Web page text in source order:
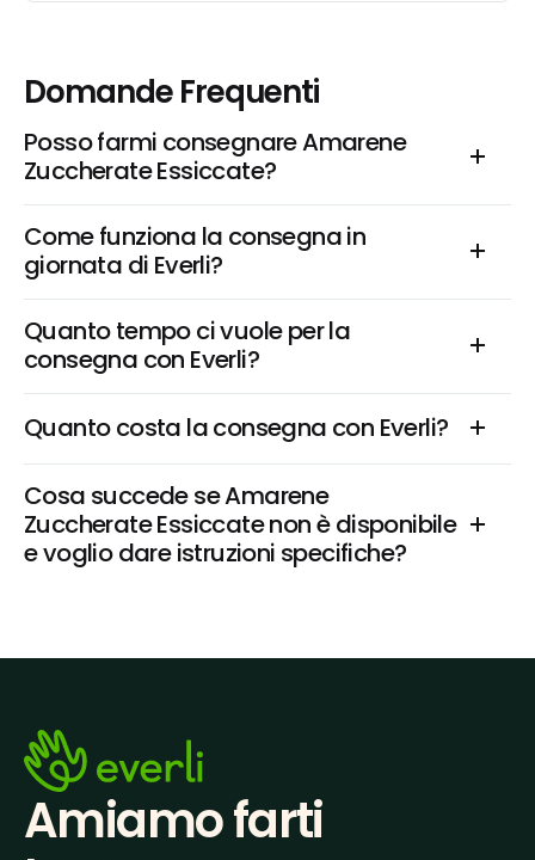
Domande Frequenti
Posso farmi consegnare Amarene
Zuccherate Essiccate?
Come funziona la consegna in
giornata di Everli?
Quanto tempo ci vuole per la
consegna con Everli?
Quanto costa la consegna con Everli?
Cosa succede se Amarene
Zuccherate Essiccate non è disponibile
e voglio dare istruzioni specifiche?
Amiamo farti